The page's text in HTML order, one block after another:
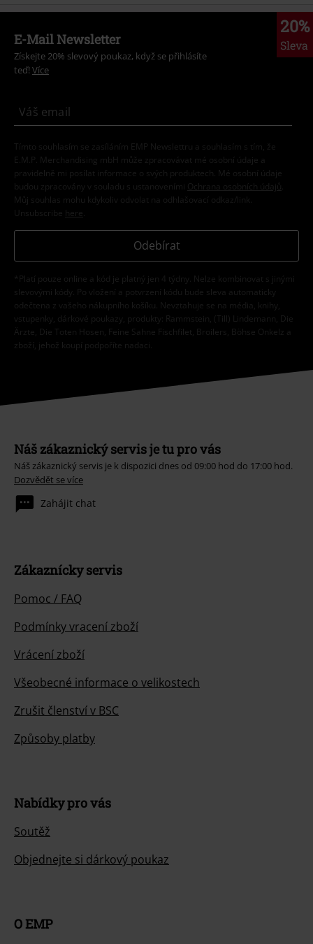
20%
Sleva
E-Mail Newsletter
Získejte 20% slevový poukaz, když se přihlásíte
teď! Více
Tímto souhlasím se zasíláním EMP Newslettru a souhlasím s tím, že
E.M.P. Merchandising mbH může zpracovávat mé osobní údaje a
pravidelně mi posílat informace o svých produktech. Mé osobní údaje
budou zpracovány v souladu s ustanoveními
Ochrana osobních údajů
Můj souhlas mohu kdykoliv odvolat na odhlašovací odkaz/link.
Unsubscribe here
Odebírat
*Platí pouze online a kód je platný jen 4 týdny. Nelze kombinovat s jinými
slevovými kódy. Po vložení a potvrzení kódu bude sleva automaticky
odečtena z vašeho nákupního košíku. Nevztahuje se na média, knihy,
vstupenky, dárkové poukazy, produkty: Rammstein, (Till) Lindemann, Die
Ärzte, Die Toten Hosen, Feine Sahne Fischfilet, Broilers, Böhse Onkelz a
zboží, jehož koupí podpoříte nadaci.
Náš zákaznický servis je tu pro vás
Náš zákaznický servis je k dispozici dnes od 09:00 hod do 17:00 hod.
Dozvědět se více
Zahájit chat
Zákaznícky servis
Pomoc / FAQ
Podmínky vracení zboží
Vrácení zboží
Všeobecné informace o velikostech
Zrušit členství v BSC
Způsoby platby
Nabídky pro vás
Soutěž
Objednejte si dárkový poukaz
O EMP